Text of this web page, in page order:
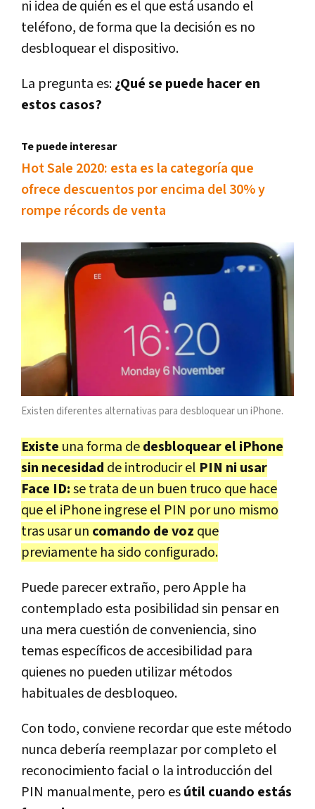
ni idea de quién es el que está usando el
teléfono, de forma que la decisión es no
desbloquear el dispositivo.
La pregunta es:¿Qué se puede hacer en
estos casos?
Te puede interesar
Hot Sale 2020: esta es la categoría que
ofrece descuentos por encima del 30% y
rompe récords de venta
Existen diferentes alternativas para desbloquear un iPhone.
Existe una forma dedesbloquear el iPhone
sin necesidad de introducir el PIN ni usar
Face ID:se trata de un buen truco que hace
que el iPhone ingrese el PIN por uno mismo
tras usar un comando de voz que
previamente ha sido configurado.
Puede parecer extraño, pero Apple ha
contemplado esta posibilidad sin pensar en
una mera cuestión de conveniencia, sino
temas específicos de accesibilidad para
quienes no pueden utilizar métodos
habituales de desbloqueo.
Con todo, conviene recordar que este método
nunca debería reemplazar por completo el
reconocimiento facial o la introducción del
PIN manualmente, pero esútil cuando estás